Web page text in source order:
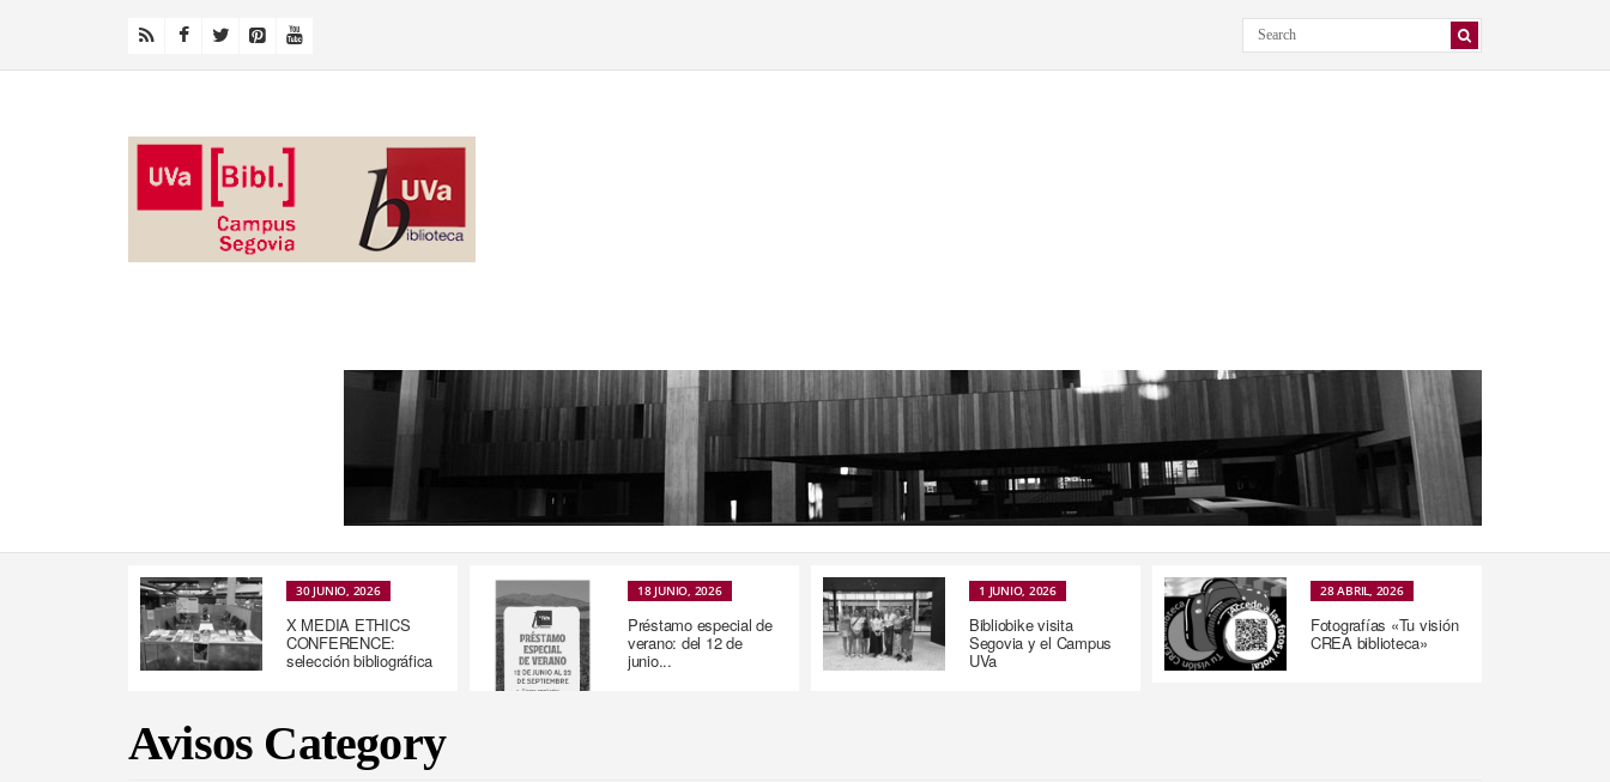
30 JUNIO, 2026
X MEDIA ETHICS
CONFERENCE:
selección bibliográfica
18 JUNIO, 2026
Préstamo especial de
verano: del 12 de
junio...
1 JUNIO, 2026
Bibliobike visita
Segovia y el Campus
UVa
28 ABRIL, 2026
Fotografías «Tu visión
CREA biblioteca»
Avisos Category